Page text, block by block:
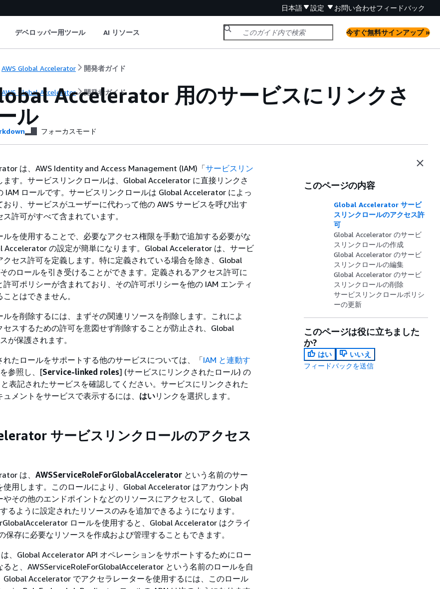
日本語 設定 お問い合わせフィードバック
デベロッパー用ツール AI リソース 今すぐ無料サインアップ »
AWS Global Accelerator 開発者ガイド
AWS Global Accelerator 開発者ガイド
Accelerator 用のサービスにリンクさ
ル
フォーカスモード
は、AWS Identity and Access Management (IAM)「サービスリン
ます。サービスリンクロールは、Global Accelerator に直接リンクさ
IAM ロールです。サービスリンクロールは Global Accelerator によっ
り、サービスがユーザーに代わって他の AWS サービスを呼び出す
許可がすべて含まれています。
ルを使用することで、必要なアクセス権限を手動で追加する必要がな
Accelerator の設定が簡単になります。Global Accelerator は、サービ
クセス許可を定義します。特に定義されている場合を除き、Global
のロールを引き受けることができます。定義されるアクセス許可に
許可ポリシーが含まれており、その許可ポリシーを他の IAM エンティ
とはできません。
を削除するには、まずその関連リソースを削除します。これによ
セスするための許可を意図せず削除することが防止され、Global
が保護されます。
れたロールをサポートする他のサービスについては、「IAM と連動す
を参照し、[Service-linked roles] (サービスにリンクされたロール) の
表記されたサービスを確認してください。サービスにリンクされた
メントをサービスで表示するには、 はいリンクを選択します。
サービスリンクロールのアクセス
は、 AWSServiceRoleForGlobalAccelerator という名前のサー
使用します。このロールにより、Global Accelerator はアカウント内
やその他のエンドポイントなどのリソースにアクセスして、Global
るように設定されたリソースのみを追加できるようになります。
ロールを使用すると、Global Accelerator はクライ
保存に必要なリソースを作成および管理することもできます。
、Global Accelerator API オペレーションをサポートするためにロー
ると、AWSServiceRoleForGlobalAccelerator という名前のロールを自
Global Accelerator でアクセラレーターを使用するには、このロール
このページの内容
Global Accelerator サービ
スリンクロールのアクセス許
可
Global Accelerator のサービ
スリンクロールの作成
Global Accelerator のサービ
スリンクロールの編集
Global Accelerator のサービ
スリンクロールの削除
サービスリンクロールポリシ
ーの更新
このページは役に立ちました
か?
はい
いいえ
フィードバックを送信